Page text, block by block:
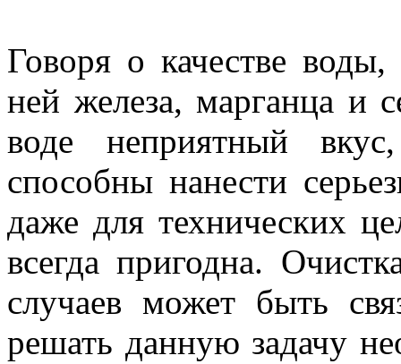
Говоря о качестве
ней железа, марганца и
воде неприятный
способны нанести
даже для технических
всегда пригодна.
случаев может быть
решать данную задачу